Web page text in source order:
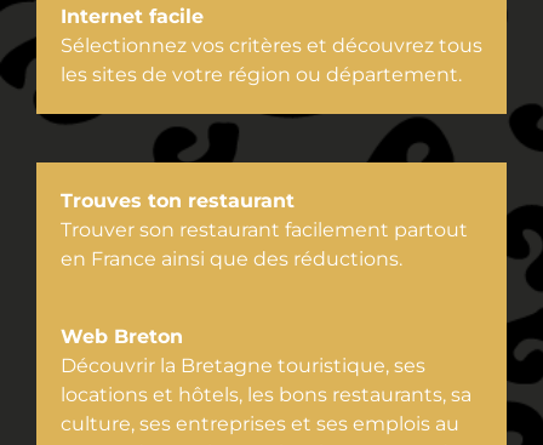
Internet facile
Sélectionnez vos critères et découvrez tous
les sites de votre région ou département.
Trouves ton restaurant
Trouver son restaurant facilement partout
en France ainsi que des réductions.
Web Breton
Découvrir la Bretagne touristique, ses
locations et hôtels, les bons restaurants, sa
culture, ses entreprises et ses emplois au